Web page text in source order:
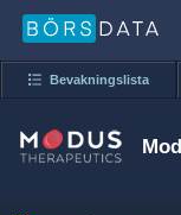
Bevakningslista